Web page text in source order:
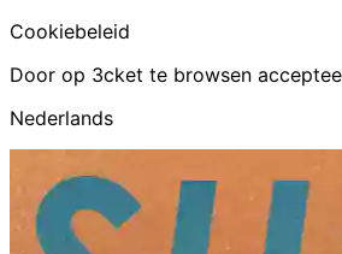
Cookiebeleid
Door op 3cket te browsen
Nederlands